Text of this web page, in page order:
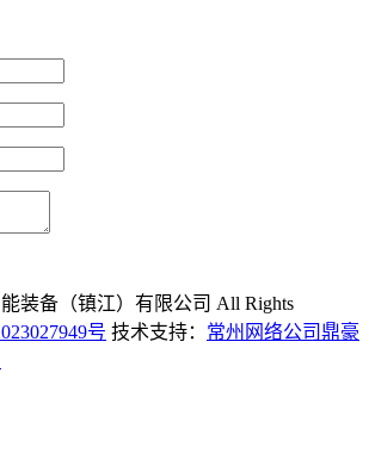
装备（镇江）有限公司 All Rights
号 技术支持： 常州网络公司鼎豪